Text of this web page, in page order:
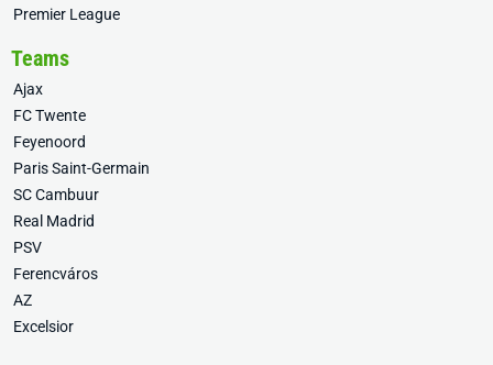
Premier League
Teams
Ajax
FC Twente
Feyenoord
Paris Saint-Germain
SC Cambuur
Real Madrid
PSV
Ferencváros
AZ
Excelsior